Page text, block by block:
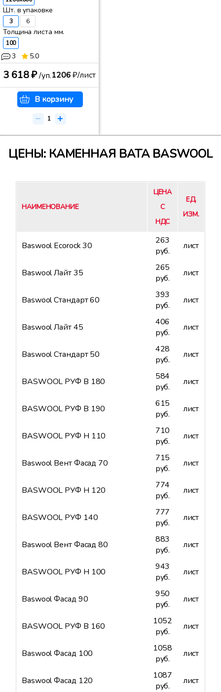
Шт. в упаковке
3 6
Толщина листа мм.
100
3 5.0
3 618 ₽/уп.1206₽/лист
В корзину
ЦЕНЫ: КАМЕННАЯ ВАТА BASWOOL
НАИМЕНОВАНИЕ
ЦЕНА
С
НДС
ЕД.
ИЗМ.
Baswool Ecorock 30
263
руб.
лист
Baswool Лайт 35
265
руб.
лист
Baswool Стандарт 60
393
руб.
лист
Baswool Лайт 45
406
руб.
лист
Baswool Стандарт 50
428
руб.
лист
BASWOOL РУФ В 180
584
руб.
лист
BASWOOL РУФ В 190
615
руб.
лист
BASWOOL РУФ Н 110
710
руб.
лист
Baswool Вент Фасад 70
715
руб.
лист
BASWOOL РУФ Н 120
774
руб.
лист
BASWOOL РУФ 140
777
руб.
лист
Baswool Вент Фасад 80
883
руб.
лист
BASWOOL РУФ Н 100
943
руб.
лист
Baswool Фасад 90
950
руб.
лист
BASWOOL РУФ В 160
1052
руб.
лист
Baswool Фасад 100
1058
руб.
лист
Baswool Фасад 120
1087
руб.
лист